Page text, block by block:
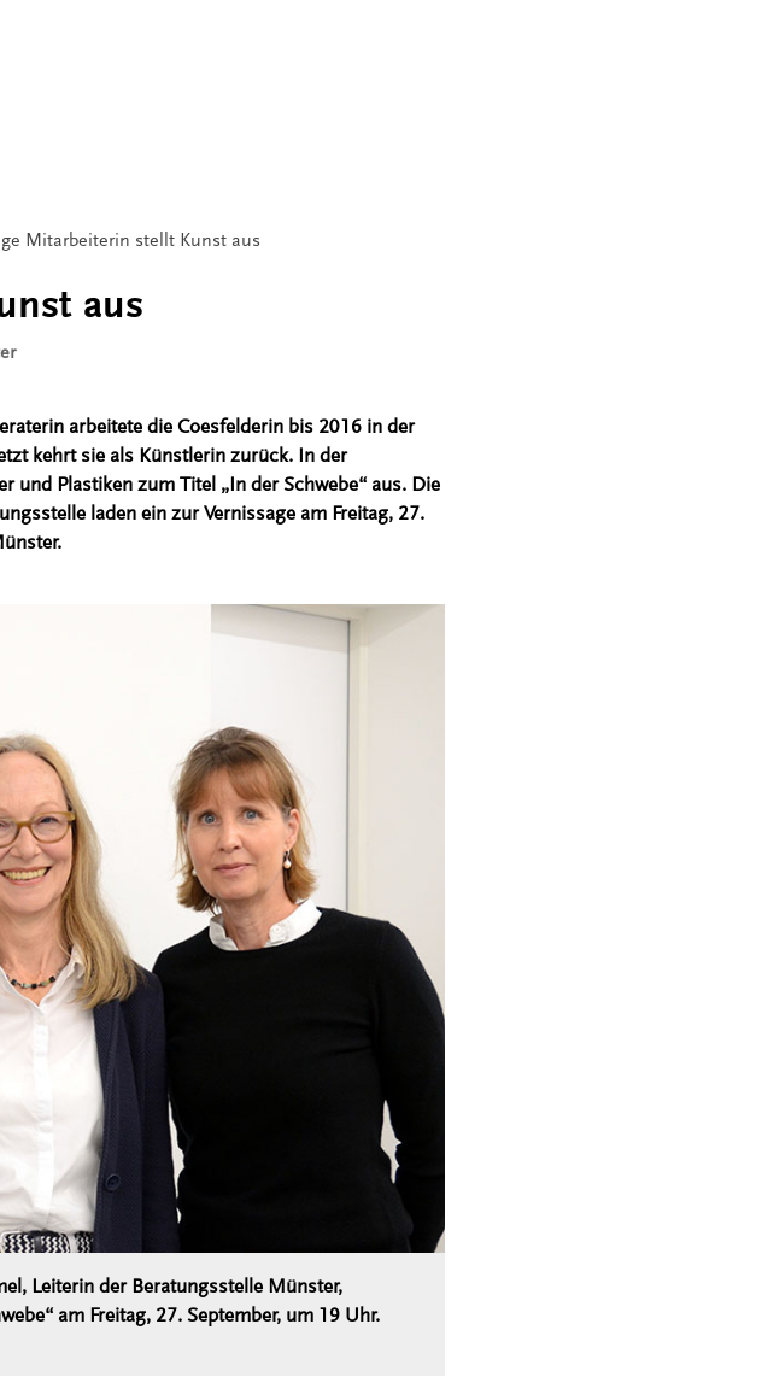
Mitarbeiterin stellt Kunst aus
aus
arbeitete die Coesfelderin bis 2016 in der
kehrt sie als Künstlerin zurück. In der
Plastiken zum Titel „In der Schwebe“ aus. Die
laden ein zur Vernissage am Freitag, 27.
Leiterin der Beratungsstelle Münster,
am Freitag, 27. September, um 19 Uhr.